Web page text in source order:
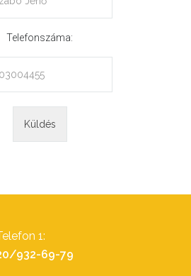
Telefonszáma:
1:
932-69-79